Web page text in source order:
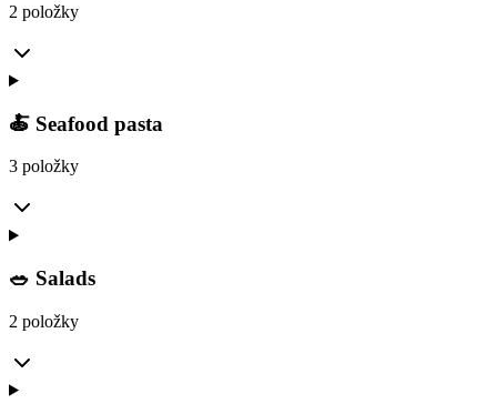
2 položky
🍝 Seafood pasta
3 položky
🥗 Salads
2 položky